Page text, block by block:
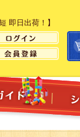
即日出荷！】